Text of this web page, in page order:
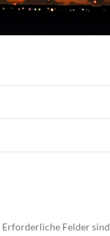
Erforderliche Felder sind